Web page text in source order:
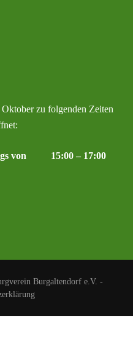
zu folgenden Zeiten
von 15:00 – 17:00
Burgaltendorf e.V. -